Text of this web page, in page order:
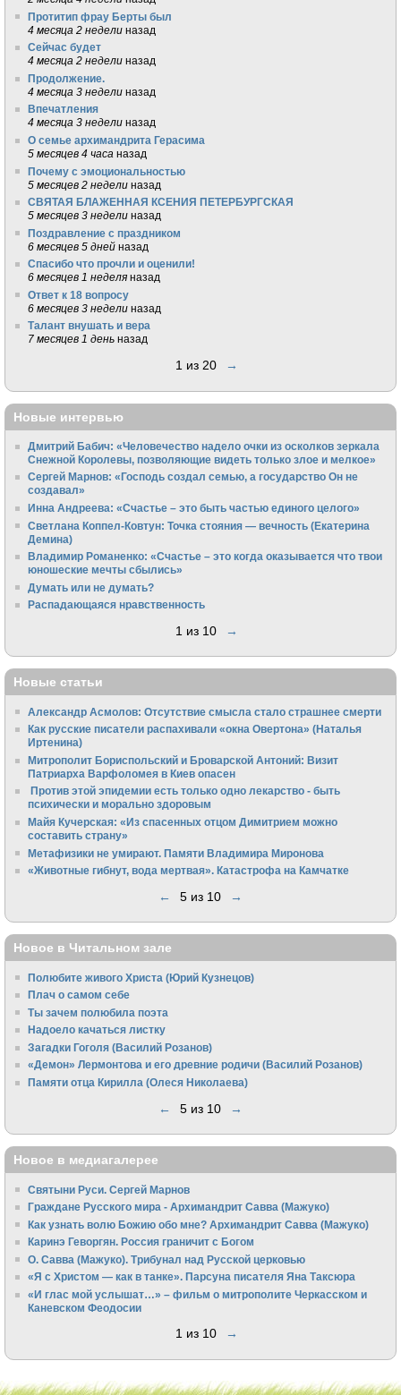
Протитип фрау Берты был
4 месяца 2 недели назад
Сейчас будет
4 месяца 2 недели назад
Продолжение.
4 месяца 3 недели назад
Впечатления
4 месяца 3 недели назад
О семье архимандрита Герасима
5 месяцев 4 часа назад
Почему с эмоциональностью
5 месяцев 2 недели назад
СВЯТАЯ БЛАЖЕННАЯ КСЕНИЯ ПЕТЕРБУРГСКАЯ
5 месяцев 3 недели назад
Поздравление с праздником
6 месяцев 5 дней назад
Спасибо что прочли и оценили!
6 месяцев 1 неделя назад
Ответ к 18 вопросу
6 месяцев 3 недели назад
Талант внушать и вера
7 месяцев 1 день назад
1 из 20 →
Новые интервью
Дмитрий Бабич: «Человечество надело очки из осколков зеркала
Снежной Королевы, позволяющие видеть только злое и мелкое»
Сергей Марнов: «Господь создал семью, а государство Он не
создавал»
Инна Андреева: «Счастье – это быть частью единого целого»
Светлана Коппел-Ковтун: Точка стояния — вечность (Екатерина
Демина)
Владимир Романенко: «Счастье – это когда оказывается что твои
юношеские мечты сбылись»
Думать или не думать?
Распадающаяся нравственность
1 из 10 →
Новые статьи
Александр Асмолов: Отсутствие смысла стало страшнее смерти
Как русские писатели распахивали «окна Овертона» (Наталья
Иртенина)
Митрополит Бориспольский и Броварской Антоний: Визит
Патриарха Варфоломея в Киев опасен
Против этой эпидемии есть только одно лекарство - быть
психически и морально здоровым
Майя Кучерская: «Из спасенных отцом Димитрием можно
составить страну»
Метафизики не умирают. Памяти Владимира Миронова
«Животные гибнут, вода мертвая». Катастрофа на Камчатке
← 5 из 10 →
Новое в Читальном зале
Полюбите живого Христа (Юрий Кузнецов)
Плач о самом себе
Ты зачем полюбила поэта
Надоело качаться листку
Загадки Гоголя (Василий Розанов)
«Демон» Лермонтова и его древние родичи (Василий Розанов)
Памяти отца Кирилла (Олеся Николаева)
← 5 из 10 →
Новое в медиагалерее
Святыни Руси. Сергей Марнов
Граждане Русского мира - Архимандрит Савва (Мажуко)
Как узнать волю Божию обо мне? Архимандрит Савва (Мажуко)
Каринэ Геворгян. Россия граничит с Богом
О. Савва (Мажуко). Трибунал над Русской церковью
«Я с Христом — как в танке». Парсуна писателя Яна Таксюра
«И глас мой услышат…» – фильм о митрополите Черкасском и
Каневском Феодосии
1 из 10 →